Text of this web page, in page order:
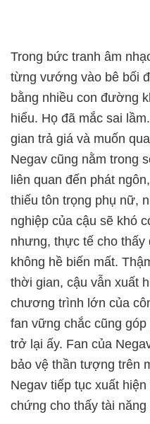
Trong bức tranh âm
từng vướng vào bê bối
bằng nhiều con đường
hiểu. Họ đã mắc sai
gian trả giá và muốn
Negav cũng nằm trong
liên quan đến phát
thiếu tôn trọng phụ nữ,
nghiệp của cậu sẽ khó
nhưng, thực tế cho
không hề biến mất.
thời gian, cậu vẫn xuất
chương trình lớn của
fan vững chắc cũng
trở lại ấy. Fan của
bảo vệ thần tượng trên
Negav tiếp tục xuất
chứng cho thấy tài